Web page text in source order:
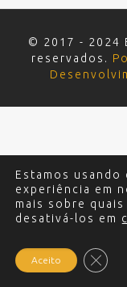
© 2017 - 2024
reservados.
Estamos
experiência em
mais sobre
desativá-los em
Aceito Close